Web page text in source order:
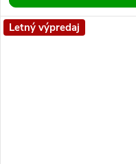
Letný výpredaj